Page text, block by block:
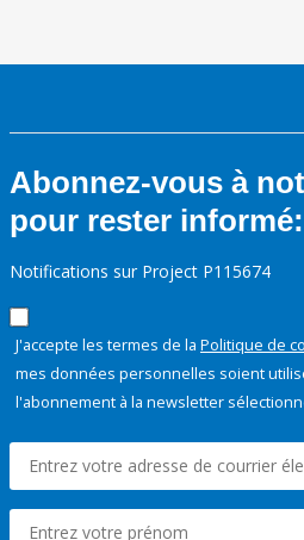
Abonnez-vous à
pour rester informé:
Notifications sur Project P115674
J'accepte les termes de la Politique de
mes données personnelles soient
l'abonnement à la newsletter